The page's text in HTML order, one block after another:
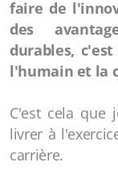
faire de
des
durables,
l'humain et la
C'est cela que
livrer à
carrière.